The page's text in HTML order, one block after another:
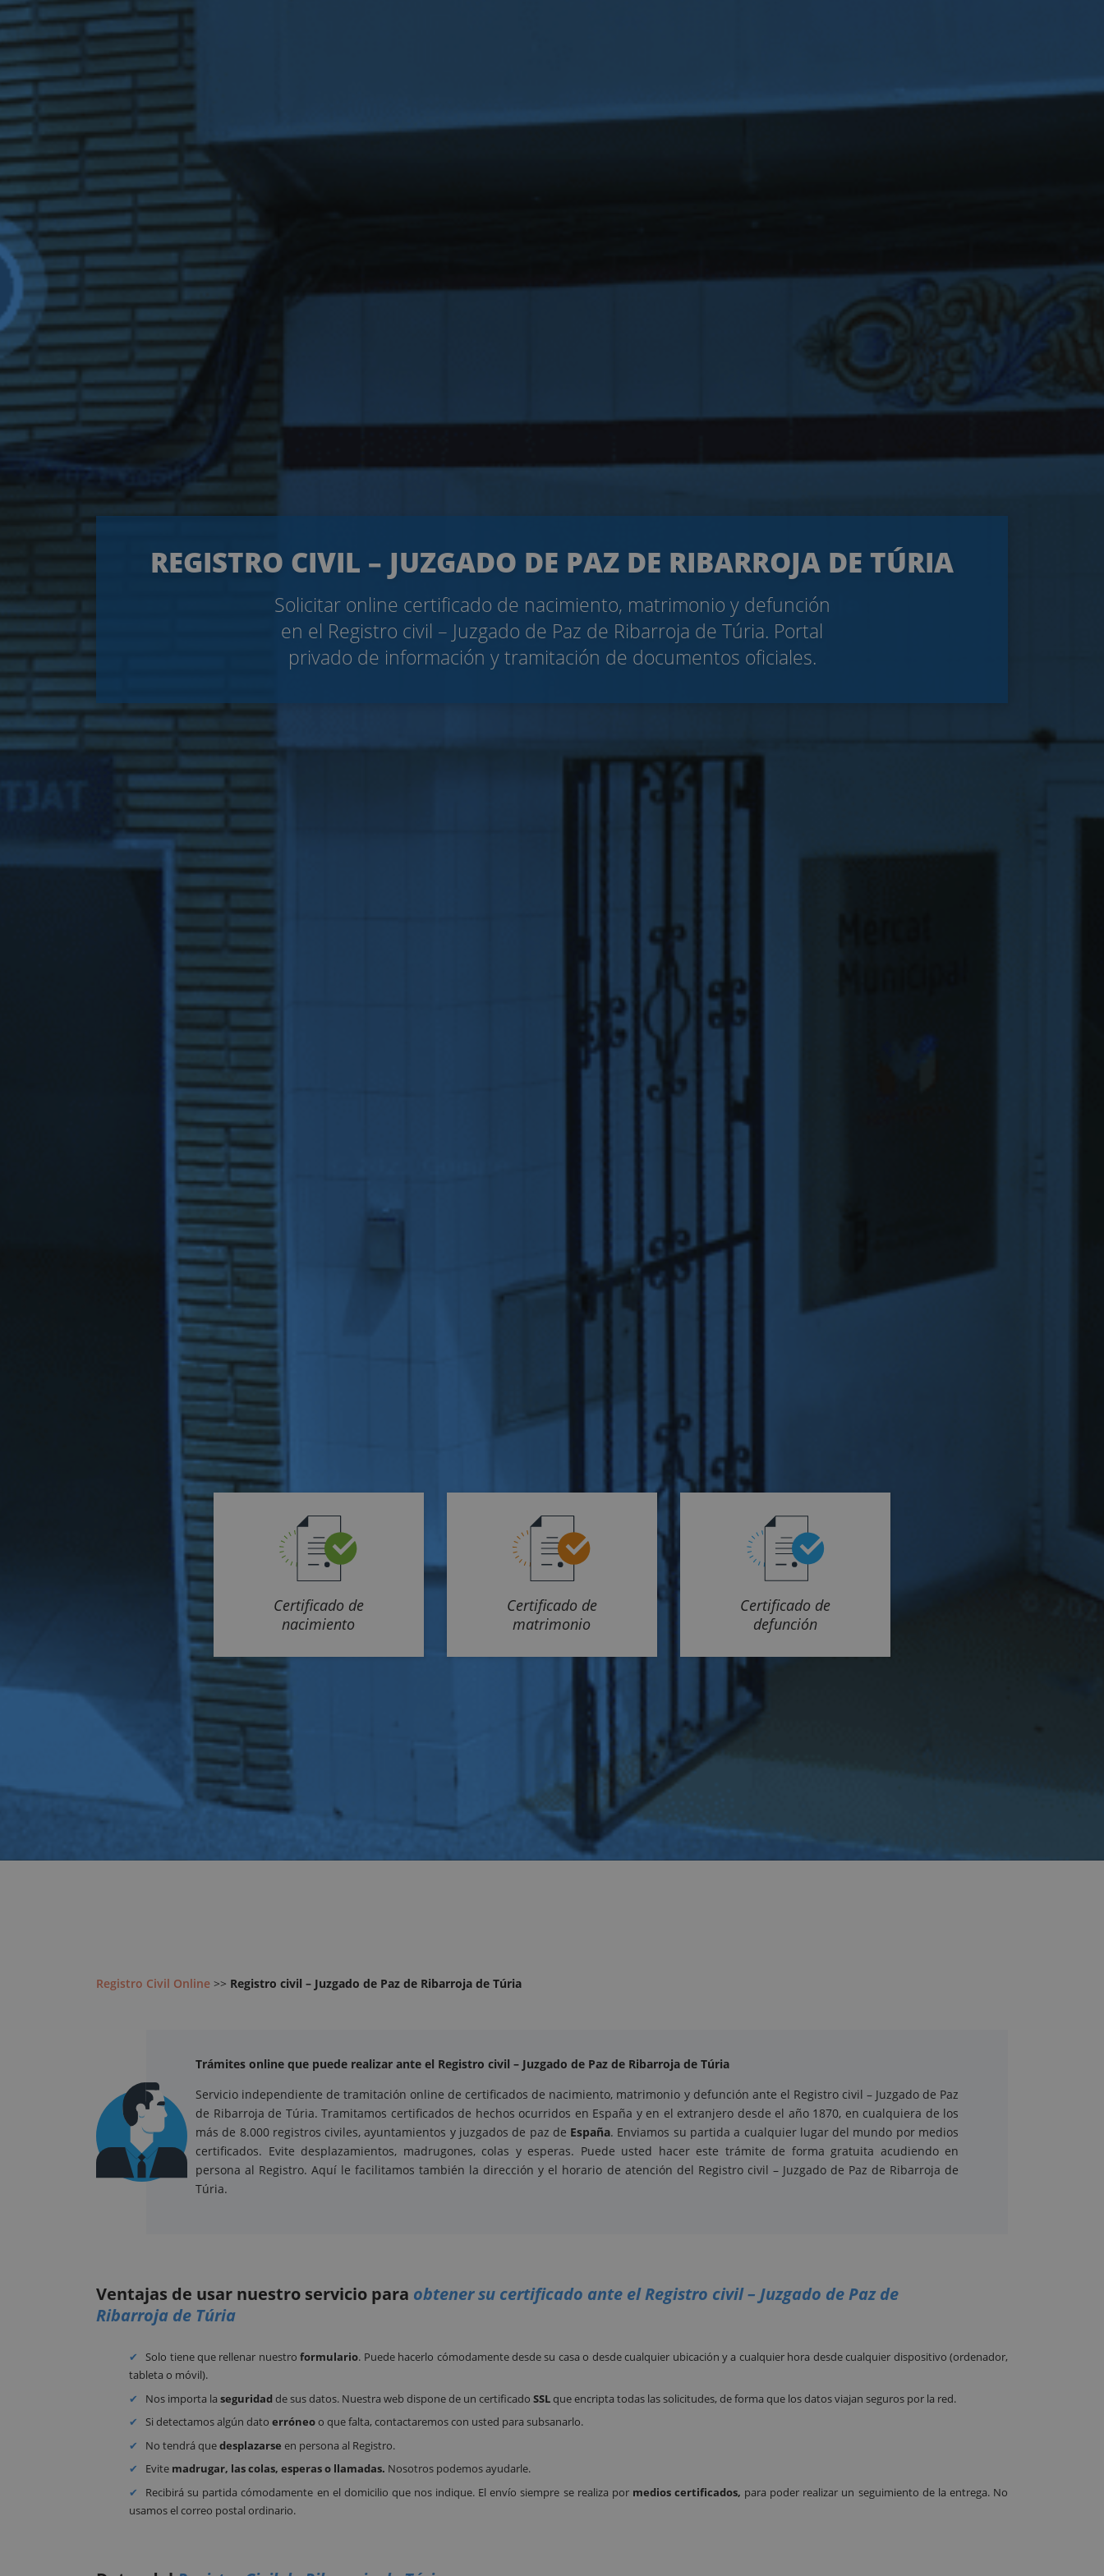
REGISTRO CIVIL – JUZGADO DE PAZ DE RIBARROJA DE TÚRIA
Solicitar online certificado de nacimiento, matrimonio y defunción
en el Registro civil – Juzgado de Paz de Ribarroja de Túria. Portal
privado de información y tramitación de documentos oficiales.
Certificado de
nacimiento
Certificado de
matrimonio
Certificado de
defunción
Registro Civil Online >> Registro civil – Juzgado de Paz de Ribarroja de Túria
Trámites online que puede realizar ante el Registro civil – Juzgado de Paz de Ribarroja de Túria
Servicio independiente de tramitación online de certificados de nacimiento, matrimonio y defunción ante el Registro civil – Juzgado de Paz
de Ribarroja de Túria. Tramitamos certificados de hechos ocurridos en España y en el extranjero desde el año 1870, en cualquiera de los
más de 8.000 registros civiles, ayuntamientos y juzgados de paz de España. Enviamos su partida a cualquier lugar del mundo por medios
certificados. Evite desplazamientos, madrugones, colas y esperas. Puede usted hacer este trámite de forma gratuita acudiendo en
persona al Registro. Aquí le facilitamos también la dirección y el horario de atención del Registro civil – Juzgado de Paz de Ribarroja de
Túria.
Ventajas de usar nuestro servicio para obtener su certificado ante el Registro civil – Juzgado de Paz de
Ribarroja de Túria
Solo tiene que rellenar nuestroformulario. Puede hacerlo cómodamente desde su casa o desde cualquier ubicación y a cualquier hora desde cualquier dispositivo (ordenador,
tableta o móvil).
Nos importa laseguridadde sus datos. Nuestra web dispone de un certificadoSSLque encripta todas las solicitudes, de forma que los datos viajan seguros por la red.
Si detectamos algún datoerróneoo que falta, contactaremos con usted para subsanarlo.
No tendrá quedesplazarse en persona al Registro.
Evite madrugar, las colas, esperas o llamadas. Nosotros podemos ayudarle.
Recibirá su partida cómodamente en el domicilio que nos indique. El envío siempre se realiza por medios certificados, para poder realizar un seguimiento de la entrega. No
usamos el correo postal ordinario.